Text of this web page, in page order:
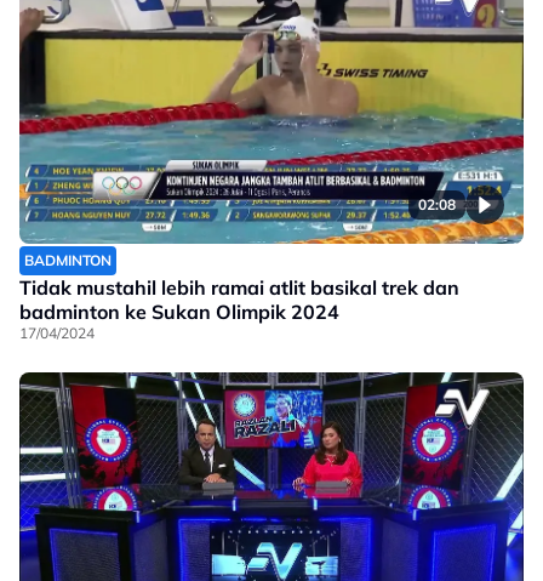
02:08
BADMINTON
Tidak mustahil lebih ramai atlit basikal trek dan
badminton ke Sukan Olimpik 2024
17/04/2024